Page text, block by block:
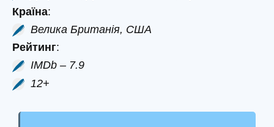
Країна:
Велика Британія, США
Рейтинг:
IMDb – 7.9
12+